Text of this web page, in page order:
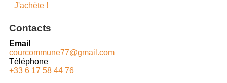
J'achète !
Contacts
Email
courcommune77@gmail.com
Téléphone
+33 6 17 58 44 76